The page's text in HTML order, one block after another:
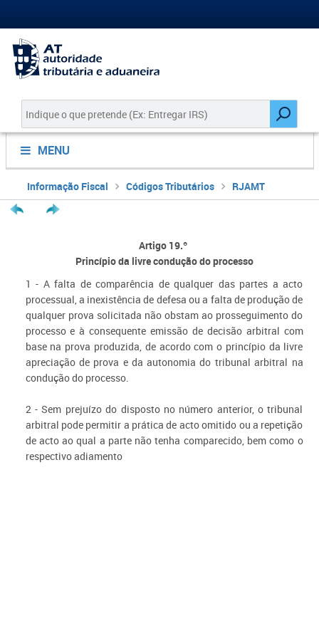
MENU
Informação Fiscal Códigos Tributários RJAMT
Artigo 19.º
Princípio da livre condução do processo
1 - A falta de comparência de qualquer das partes a acto
processual, a inexistência de defesa ou a falta de produção de
qualquer prova solicitada não obstam ao prosseguimento do
processo e à consequente emissão de decisão arbitral com
base na prova produzida, de acordo com o princípio da livre
apreciação de prova e da autonomia do tribunal arbitral na
condução do processo.
2 - Sem prejuízo do disposto no número anterior, o tribunal
arbitral pode permitir a prática de acto omitido ou a repetição
de acto ao qual a parte não tenha comparecido, bem como o
respectivo adiamento